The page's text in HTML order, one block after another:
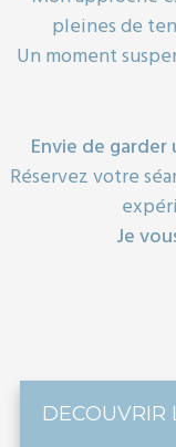
pleines de
Un moment
Envie de garder
Réservez votre
Je
DECOUVRIR